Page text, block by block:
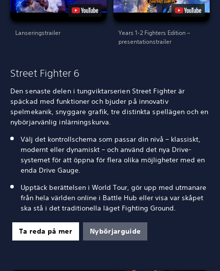
Street Fighter 6
Den senaste delen i tungviktarserien Street Fighter är
späckad med funktioner och bjuder på innovativ
spelmekanik, snyggare grafik, tre distinkta spellägen och en
nybörjarvänlig inlärningskurva.
Välj det kontrollschema som passar din nivå – klassiskt,
modernt eller dynamiskt – och använd det nya Drive-
systemet för att öppna för flera olika möjligheter med en
enda Drive Gauge.
Upptäck berättelsen i World Tour, gör upp med utmanare
från hela världen online i Battle Hub eller visa var skåpet
ska stå i det traditionella läget Fighting Ground.
Ta reda på mer Nybörjarguide
Lanseringstrailer
Years 1-2 Fighters Edition –
presentationstrailer